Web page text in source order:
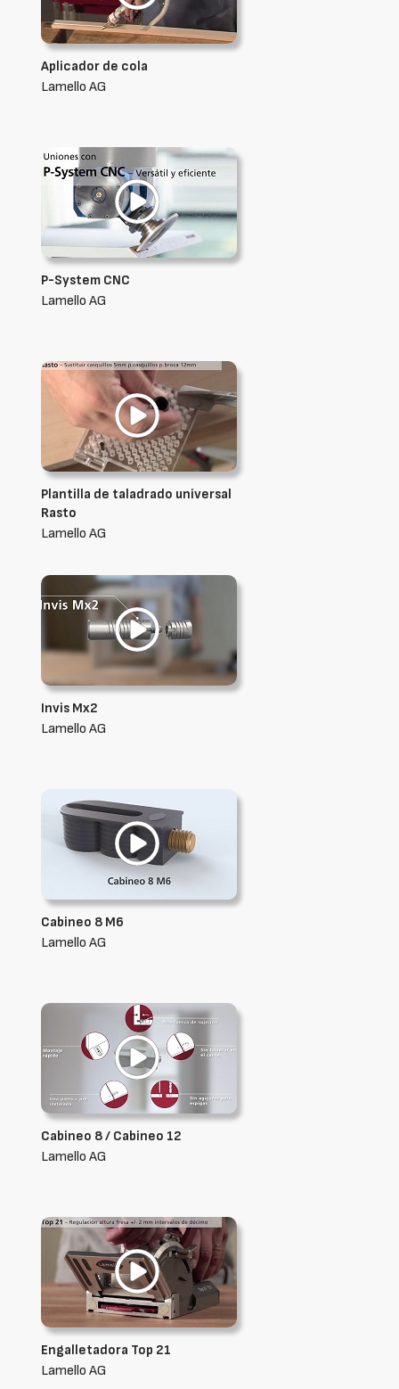
Aplicador de cola
Lamello AG
P-System CNC
Lamello AG
Plantilla de taladrado universal
Rasto
Lamello AG
Invis Mx2
Lamello AG
Cabineo 8 M6
Lamello AG
Cabineo 8 / Cabineo 12
Lamello AG
Engalletadora Top 21
Lamello AG